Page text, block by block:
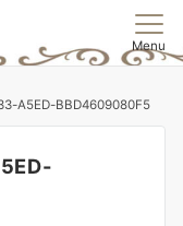
Menu
A5ED-BBD4609080F5